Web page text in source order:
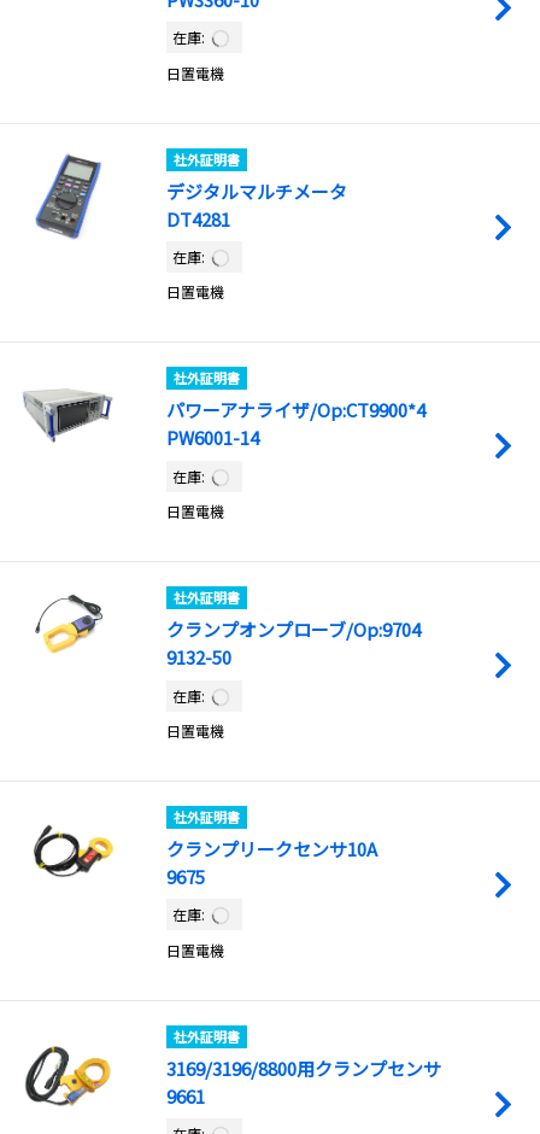
在庫:
日置電機
社外証明書
デジタルマルチメータ
DT4281
在庫:
日置電機
社外証明書
パワーアナライザ/Op:CT9900*4
PW6001-14
在庫:
日置電機
社外証明書
クランプオンプローブ/Op:9704
9132-50
在庫:
日置電機
社外証明書
クランプリークセンサ10A
9675
在庫:
日置電機
社外証明書
3169/3196/8800用クランプセンサ
9661